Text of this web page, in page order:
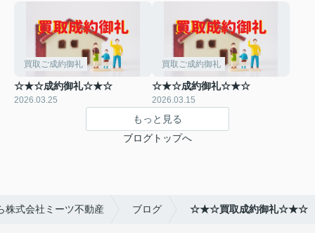
買取ご成約御礼
☆★☆成約御礼☆★☆
2026.03.25
買取ご成約御礼
☆★☆成約御礼☆★☆
2026.03.15
もっと見る
ブログトップへ
株式会社ミーツ不動産 ブログ ☆★☆買取成約御礼☆★☆